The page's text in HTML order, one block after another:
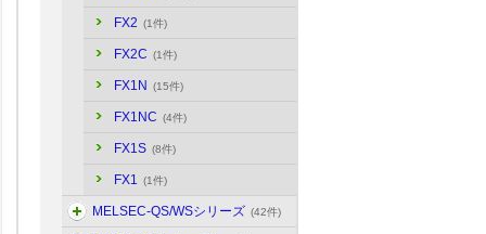
FX2 (1件)
FX2C (1件)
FX1N (15件)
FX1NC (4件)
FX1S (8件)
FX1 (1件)
MELSEC-QS/WSシリーズ (42件)